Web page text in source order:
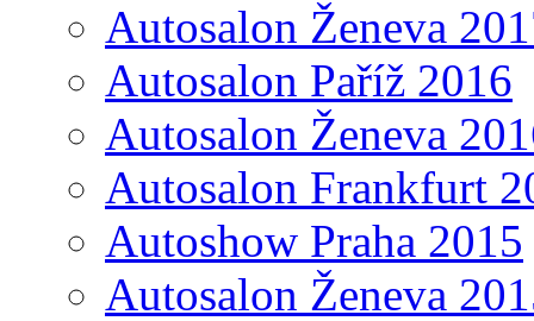
Autosalon Ženeva
Autosalon Paříž 2016
Autosalon Ženeva
Autosalon Frankfurt
Autoshow Praha 2015
Autosalon Ženeva